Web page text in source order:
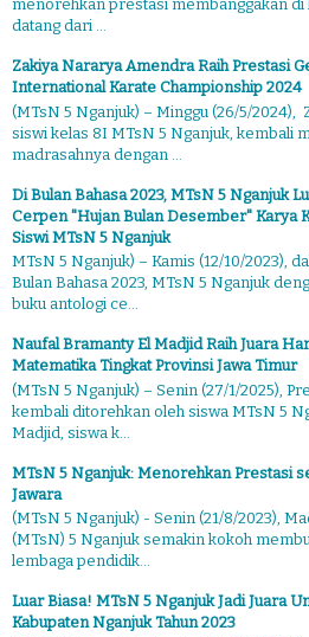
menorehkan prestasi membanggakan di
datang dari ...
Zakiya Nararya Amendra Raih Prestasi
International Karate Championship 2024
(MTsN 5 Nganjuk) – Minggu (26/5/2024),
siswi kelas 8I MTsN 5 Nganjuk, kembali
madrasahnya dengan ...
Di Bulan Bahasa 2023, MTsN 5 Nganjuk
Cerpen "Hujan Bulan Desember" Karya
Siswi MTsN 5 Nganjuk
MTsN 5 Nganjuk) – Kamis (12/10/2023),
Bulan Bahasa 2023, MTsN 5 Nganjuk
buku antologi ce...
Naufal Bramanty El Madjid Raih Juara
Matematika Tingkat Provinsi Jawa Timur
(MTsN 5 Nganjuk) – Senin (27/1/2025),
kembali ditorehkan oleh siswa MTsN 5
Madjid, siswa k...
MTsN 5 Nganjuk: Menorehkan Prestasi
Jawara
(MTsN 5 Nganjuk) - Senin (21/8/2023),
(MTsN) 5 Nganjuk semakin kokoh
lembaga pendidik...
Luar Biasa! MTsN 5 Nganjuk Jadi Juara
Kabupaten Nganjuk Tahun 2023